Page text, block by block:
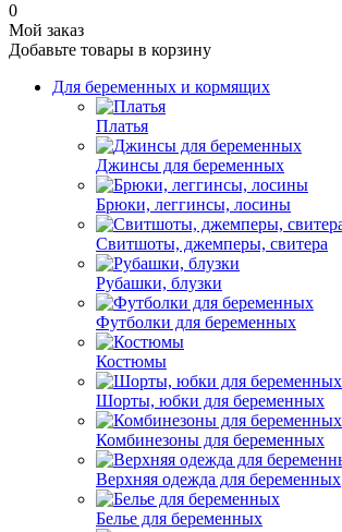
0
Мой заказ
Добавьте товары в корзину
Для беременных и кормящих
Платья
Джинсы для беременных
Брюки, леггинсы, лосины
Свитшоты, джемперы, свитера
Рубашки, блузки
Футболки для беременных
Костюмы
Шорты, юбки для беременных
Комбинезоны для беременных
Верхняя одежда для беременных
Белье для беременных